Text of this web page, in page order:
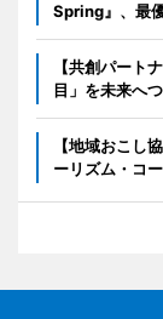
Spring』、最
【共創パート
目」を未来へ
【地域おこし
ーリズム・コ